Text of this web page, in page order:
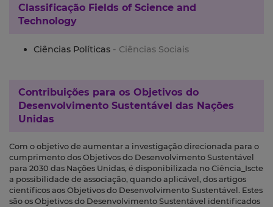
Classificação Fields of Science and
Technology
Ciências Políticas - Ciências Sociais
Contribuições para os Objetivos do
Desenvolvimento Sustentável das Nações
Unidas
Com o objetivo de aumentar a investigação direcionada para o
cumprimento dos Objetivos do Desenvolvimento Sustentável
para 2030 das Nações Unidas, é disponibilizada no Ciência_Iscte
a possibilidade de associação, quando aplicável, dos artigos
científicos aos Objetivos do Desenvolvimento Sustentável. Estes
são os Objetivos do Desenvolvimento Sustentável identificados